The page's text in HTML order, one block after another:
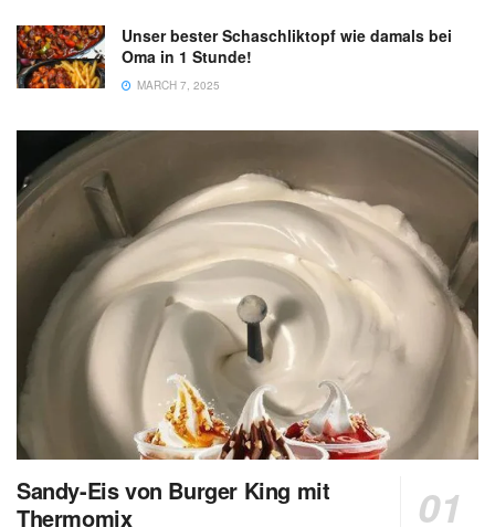
Unser bester Schaschliktopf wie damals bei
Oma in 1 Stunde!
MARCH 7, 2025
Sandy-Eis von Burger King mit
Thermomix